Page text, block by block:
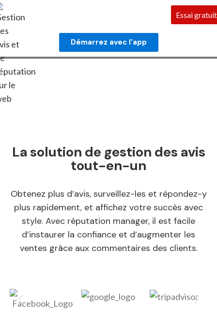
Essai gratuit
Démarrez avec l'app
La solution de gestion des avis
tout-en-un
Obtenez plus d’avis, surveillez-les et répondez-y
plus rapidement, et affichez votre succès avec
style. Avec réputation manager, il est facile
d’instaurer la confiance et d’augmenter les
ventes grâce aux commentaires des clients.